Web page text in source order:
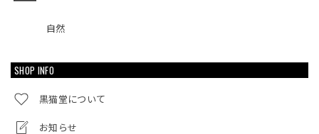
自然
SHOP INFO
黒猫堂について
お知らせ